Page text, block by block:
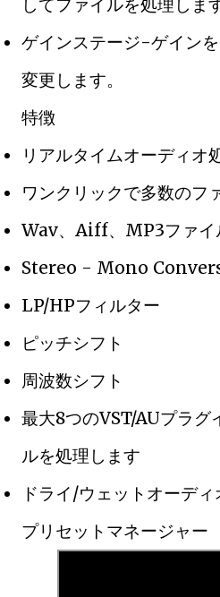
ゲインステージ-ゲイン
変更します。
特徴
リアルタイムオーディオ
ワンクリックで多数のフ
Wav、Aiff、MP3ファイ
Stereo - Mono
LP/HPフィルター
ピッチシフト
周波数シフト
最大8つのVST/AUプラグ
ルを処理します
ドライ/ウェットオーデ
プリセットマネージャー